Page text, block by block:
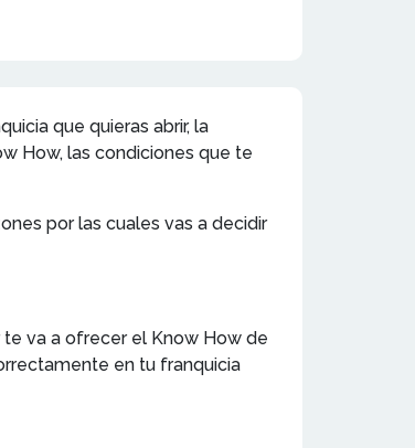
que quieras abrir, la
How, las condiciones que te
por las cuales vas a decidir
te va a ofrecer el Know How de
en tu franquicia